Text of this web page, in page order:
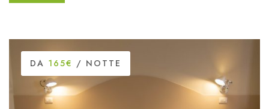
DA 165€ / NOTTE